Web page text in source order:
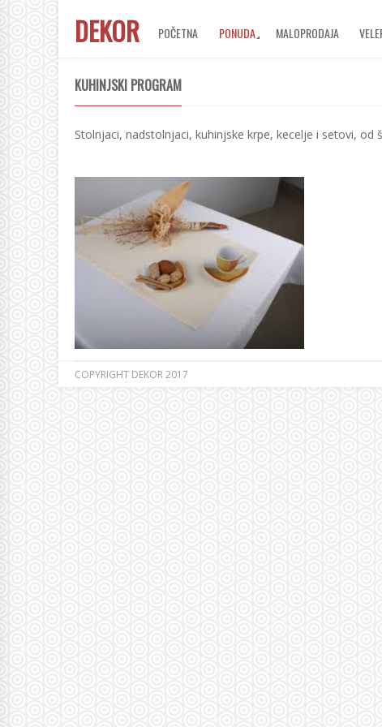
DEKOR POČETNA PONUDA MALOPRODAJA
KUHINJSKI PROGRAM
Stolnjaci, nadstolnjaci, kuhinjske krpe, kecelje i setovi,
COPYRIGHT DEKOR 2017